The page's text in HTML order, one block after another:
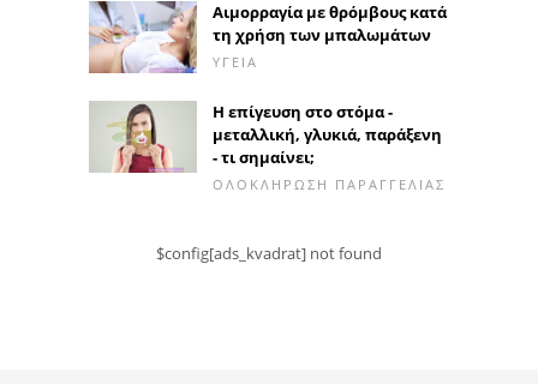
Αιμορραγία με θρόμβους κατά
τη χρήση των μπαλωμάτων
ΥΓΕΊΑ
Η επίγευση στο στόμα -
μεταλλική, γλυκιά, παράξενη
- τι σημαίνει;
ΟΛΟΚΛΉΡΩΣΗ ΠΑΡΑΓΓΕΛΊΑΣ
$config[ads_kvadrat] not found